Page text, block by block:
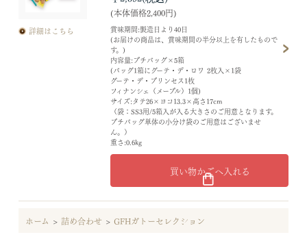
詳細はこちら
賞味期間:製造日より40日
(お届けの商品は、賞味期間の半分以上を有したもので
す。)
内容量:プチバッグ×5箱
(バッグ1箱にグーテ・デ・ロワ 2枚入×1袋
グーテ・デ・プリンセス1枚
フィナンシェ（メープル）1個)
サイズ:タテ26×ヨコ13.3×高さ17cm
（袋：SS3用/5箱入が入る大きさのご用意となります。
プチバッグ単体の小分け袋のご用意はございませ
ん。）
重さ:0.6kg
(本体価格2,400円)
買い物かごへ入れる
ホーム > 詰め合わせ > GFHガトーセレクション